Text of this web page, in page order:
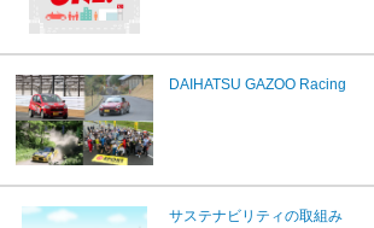
DAIHATSU GAZOO Racing
サステナビリティの取組み